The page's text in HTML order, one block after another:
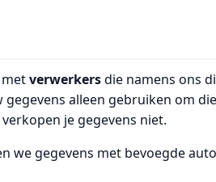
metverwerkersdie namens ons
alleen gebruiken om
je gegevens niet.
we gegevens met bevoegde